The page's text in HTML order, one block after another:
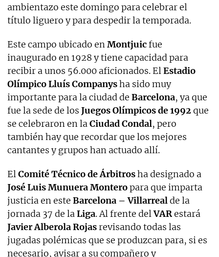
ambientazo este domingo para celebrar el
título liguero y para despedir la temporada.
Este campo ubicado enMontjuicfue
inaugurado en 1928 y tiene capacidad para
recibir a unos 56.000 aficionados. ElEstadio
Olímpico Lluís Companysha sido muy
importante para la ciudad de Barcelona, ya que
fue la sede de los Juegos Olímpicos de 1992que
se celebraron en laCiudad Condal, pero
también hay que recordar que los mejores
cantantes y grupos han actuado allí.
ElComité Técnico de Árbitrosha designado a
José Luis Munuera Monteropara que imparta
justicia en este Barcelona – Villarrealde la
jornada 37 de laLiga. Al frente delVARestará
Javier Alberola Rojasrevisando todas las
jugadas polémicas que se produzcan para, si es
necesario, avisar a su compañero y